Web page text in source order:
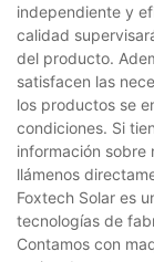
independiente y
calidad
del producto.
satisfacen las
los productos se
condiciones. Si
información sobre
llámenos
Foxtech Solar es
tecnologías de
Contamos con